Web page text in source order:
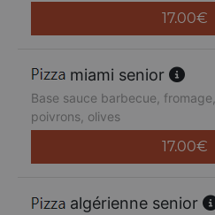
17.00€
miami senior
Base sauce barbecue,
poivrons, olives
17.00€
algérienne senior